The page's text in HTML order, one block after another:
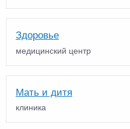
Здоровье
медицинский центр
Мать и дитя
клиника